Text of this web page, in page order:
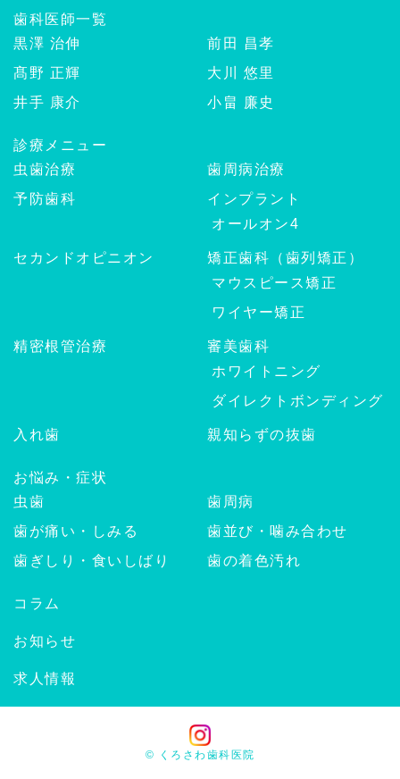
歯科医師一覧
黒澤 治伸
前田 昌孝
髙野 正輝
大川 悠里
井手 康介
小畠 廉史
診療メニュー
虫歯治療
歯周病治療
予防歯科
インプラント
オールオン4
セカンドオピニオン
矯正歯科（歯列矯正）
マウスピース矯正
ワイヤー矯正
精密根管治療
審美歯科
ホワイトニング
ダイレクトボンディング
入れ歯 親知らずの抜歯
お悩み・症状
虫歯
歯周病
歯が痛い・しみる
歯並び・噛み合わせ
歯ぎしり・食いしばり
歯の着色汚れ
コラム
お知らせ
求人情報
© くろさわ歯科医院